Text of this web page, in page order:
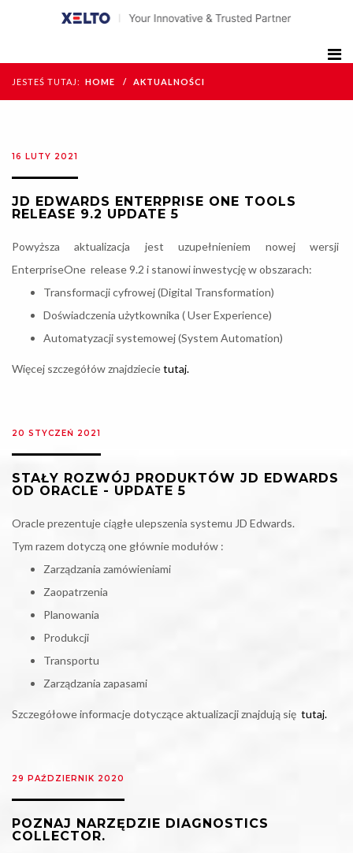
JESTEŚ TUTAJ: HOME AKTUALNOŚCI
16 LUTY 2021
JD EDWARDS ENTERPRISE ONE TOOLS
RELEASE 9.2 UPDATE 5
Powyższa aktualizacja jest uzupełnieniem nowej wersji
EnterpriseOne release 9.2 i stanowi inwestycję w obszarach:
Transformacji cyfrowej (Digital Transformation)
Doświadczenia użytkownika ( User Experience)
Automatyzacji systemowej (System Automation)
Więcej szczegółów znajdziecietutaj.
20 STYCZEŃ 2021
STAŁY ROZWÓJ PRODUKTÓW JD EDWARDS
OD ORACLE - UPDATE 5
Oracle prezentuje ciągłe ulepszenia systemu JD Edwards.
Tym razem dotyczą one głównie modułów :
Zarządzania zamówieniami
Zaopatrzenia
Planowania
Produkcji
Transportu
Zarządzania zapasami
Szczegółowe informacje dotyczące aktualizacji znajdują się tutaj.
29 PAŹDZIERNIK 2020
POZNAJ NARZĘDZIE DIAGNOSTICS
COLLECTOR.